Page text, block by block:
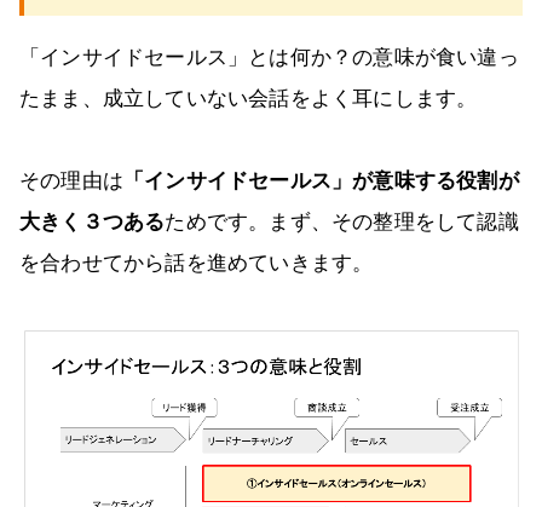
「インサイドセールス」とは何か？の意味が食い違っ
たまま、成立していない会話をよく耳にします。
その理由は 「インサイドセールス」が意味する役割が
大きく３つあるためです。まず、その整理をして認識
を合わせてから話を進めていきます。